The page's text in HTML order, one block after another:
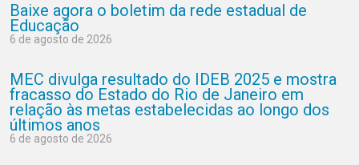
Baixe agora o boletim da rede estadual de
Educação
6 de agosto de 2026
MEC divulga resultado do IDEB 2025 e mostra
fracasso do Estado do Rio de Janeiro em
relação às metas estabelecidas ao longo dos
últimos anos
6 de agosto de 2026